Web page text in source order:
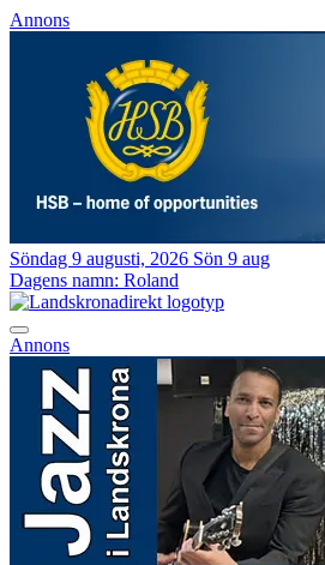
Annons
Söndag 9 augusti, 2026 Sön 9 aug
Dagens namn: Roland
Annons